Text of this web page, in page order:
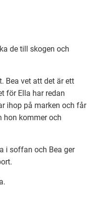
de till skogen och
Bea vet att det är ett
för Ella har redan
ihop på marken och får
hon kommer och
i soffan och Bea ger